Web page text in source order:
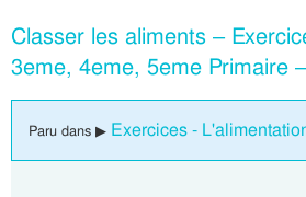
Classer les aliments –
3eme, 4eme, 5eme Primaire
Paru dans ▶ Exercices -